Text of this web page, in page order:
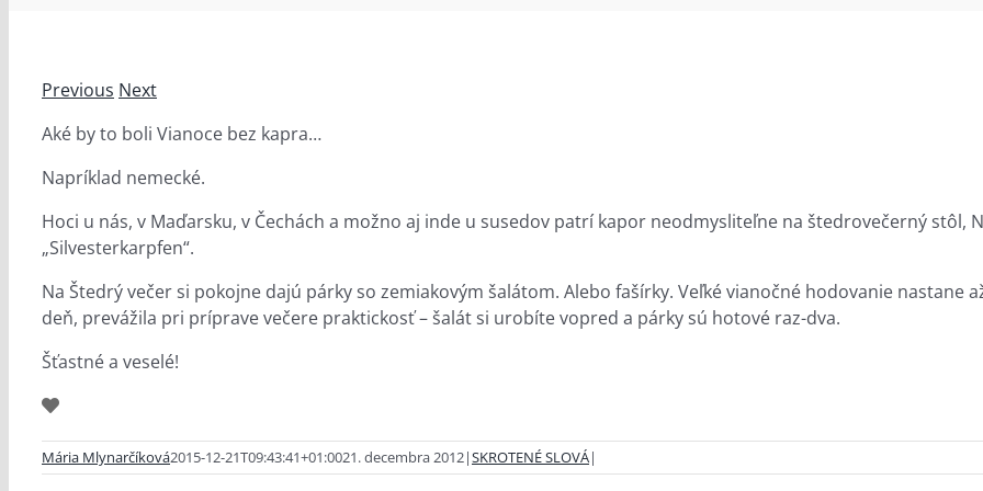
Previous Next
Aké by to boli Vianoce bez kapra…
Napríklad nemecké.
Hoci u nás, v Maďarsku, v Čechách a možno aj inde u susedov patrí kapor neodmysliteľne na štedrovečerný stôl,
„Silvesterkarpfen“.
Na Štedrý večer si pokojne dajú párky so zemiakovým šalátom. Alebo fašírky. Veľké vianočné hodovanie nastane
deň, prevážila pri príprave večere praktickosť – šalát si urobíte vopred a párky sú hotové raz-dva.
Šťastné a veselé!
Mária Mlynarčíková2015-12-21T09:43:41+01:0021. decembra 2012|SKROTENÉ SLOVÁ|